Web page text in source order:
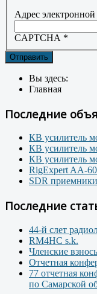
Адрес
CAPTCHA *
Отправить
Вы здесь:
Главная
Последние
КВ усилитель
КВ усилитель
КВ усилитель
RigExpert AA-
SDR приемники
Последние
44-й слет
RM4HC s.k.
Членские
Отчетная
77 отчетная
по Самарской